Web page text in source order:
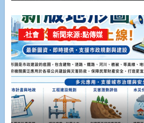
.社會 新聞來源:點傳媒